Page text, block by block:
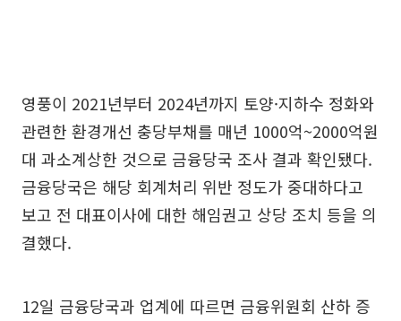
영풍이 2021년부터 2024년까지 토양·지하수 정화와
관련한 환경개선 충당부채를 매년 1000억~2000억원
대 과소계상한 것으로 금융당국 조사 결과 확인됐다.
금융당국은 해당 회계처리 위반 정도가 중대하다고
보고 전 대표이사에 대한 해임권고 상당 조치 등을 의
결했다.
12일 금융당국과 업계에 따르면 금융위원회 산하 증